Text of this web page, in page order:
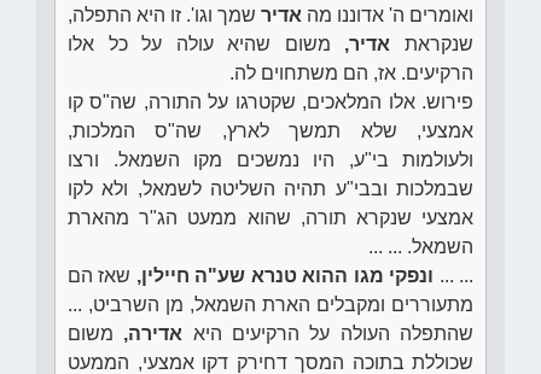
ואומרים ה' אדוננו מה אדיר שמך וגו'. זו היא התפלה,
שנקראת אדיר, משום שהיא עולה על כל אלו
הרקיעים. אז, הם משתחוים לה.
פירוש. אלו המלאכים, שקטרגו על התורה, שה"ס קו
אמצעי, שלא תמשך לארץ, שה"ס המלכות,
ולעולמות בי"ע, היו נמשכים מקו השמאל. ורצו
שבמלכות ובבי"ע תהיה השליטה לשמאל, ולא לקו
אמצעי שנקרא תורה, שהוא ממעט הג"ר מהארת
השמאל. ... ...
... ... ונפקי מגו ההוא טנרא שע"ה חיילין, שאז הם
מתעוררים ומקבלים הארת השמאל, מן השרביט, ...
שהתפלה העולה על הרקיעים היא אדירה, משום
שכוללת בתוכה המסך דחירק דקו אמצעי, הממעט